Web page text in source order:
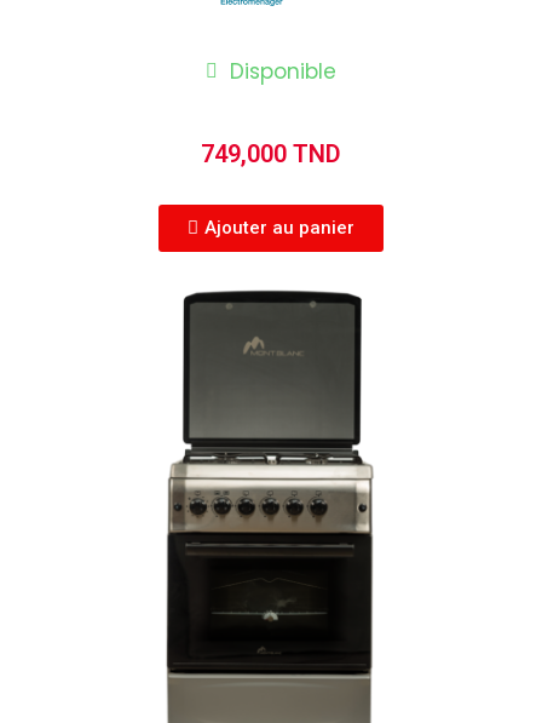
Disponible
749,000 TND
Ajouter au panier